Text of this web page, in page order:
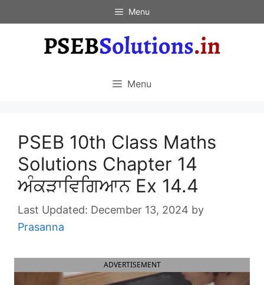
to
Menu
Menu
PSEB 10th Class Maths
Solutions Chapter 14
ਅੰਕੜਾਵਿਗਿਆਨ Ex 14.4
December 13, 2024 by
Prasanna
ADVERTISEMENT